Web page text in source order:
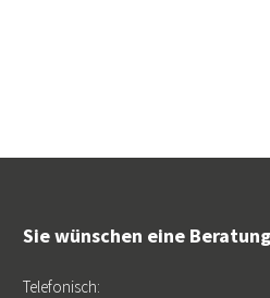
Sie wünschen eine Beratung
Telefonisch: